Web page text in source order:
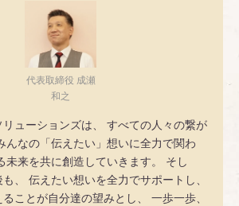
代表取締役 成瀬
和之
ューションズは、 すべての人々の繋が
んなの「伝えたい」想いに全力で関わ
未来を共に創造していきます。 そし
、 伝えたい想いを全力でサポートし、
ことが自分達の望みとし、 一歩一歩、